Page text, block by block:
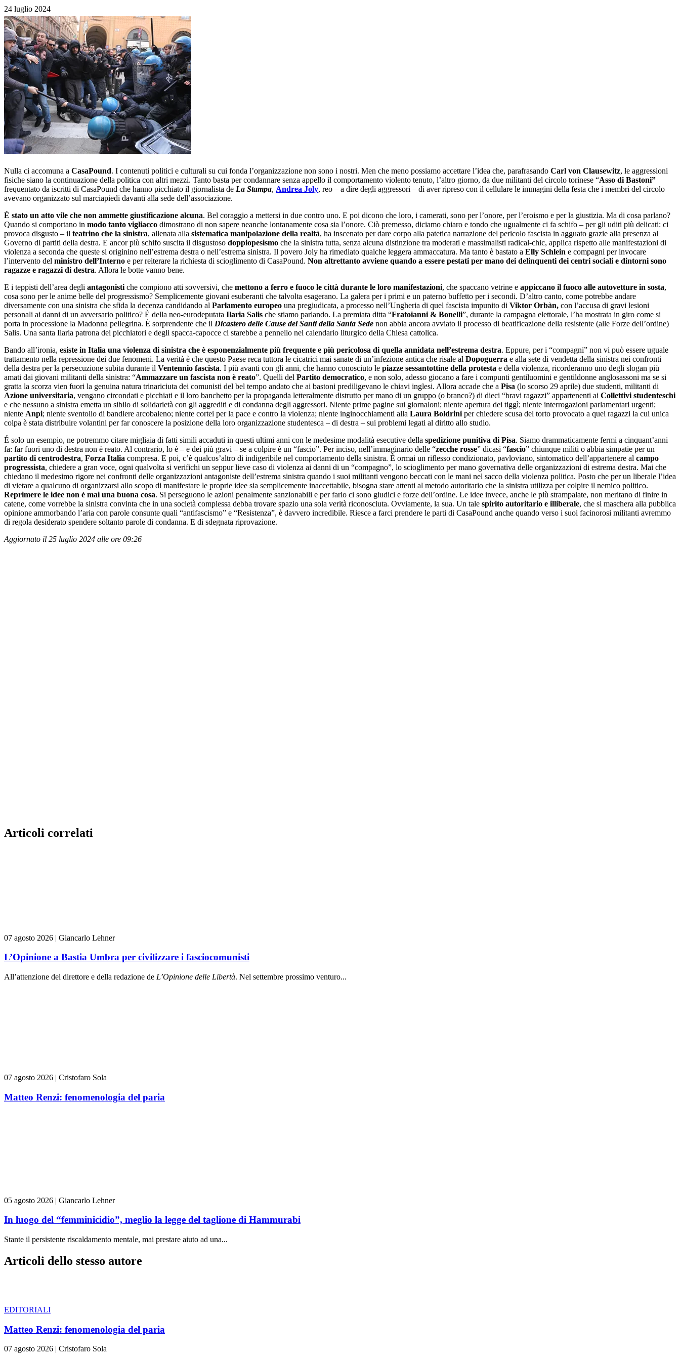
24 luglio 2024
Nulla ci accomuna a CasaPound. I contenuti politici e culturali su cui fonda l’organizzazione non sono i nostri. Men che meno possiamo accettare l’idea che, parafrasando Carl von Clausewitz, le aggressioni
fisiche siano la continuazione della politica con altri mezzi. Tanto basta per condannare senza appello il comportamento violento tenuto, l’altro giorno, da due militanti del circolo torinese “Asso di Bastoni”
frequentato da iscritti di CasaPound che hanno picchiato il giornalista de La Stampa, Andrea Joly, reo – a dire degli aggressori – di aver ripreso con il cellulare le immagini della festa che i membri del circolo
avevano organizzato sul marciapiedi davanti alla sede dell’associazione.
È stato un atto vile che non ammette giustificazione alcuna. Bel coraggio a mettersi in due contro uno. E poi dicono che loro, i camerati, sono per l’onore, per l’eroismo e per la giustizia. Ma di cosa parlano?
Quando si comportano in modo tanto vigliacco dimostrano di non sapere neanche lontanamente cosa sia l’onore. Ciò premesso, diciamo chiaro e tondo che ugualmente ci fa schifo – per gli uditi più delicati: ci
provoca disgusto – il teatrino che la sinistra, allenata alla sistematica manipolazione della realtà, ha inscenato per dare corpo alla patetica narrazione del pericolo fascista in agguato grazie alla presenza al
Governo di partiti della destra. E ancor più schifo suscita il disgustoso doppiopesismo che la sinistra tutta, senza alcuna distinzione tra moderati e massimalisti radical-chic, applica rispetto alle manifestazioni di
violenza a seconda che queste si originino nell’estrema destra o nell’estrema sinistra. Il povero Joly ha rimediato qualche leggera ammaccatura. Ma tanto è bastato a Elly Schlein e compagni per invocare
l’intervento del ministro dell’Interno e per reiterare la richiesta di scioglimento di CasaPound. Non altrettanto avviene quando a essere pestati per mano dei delinquenti dei centri sociali e dintorni sono
ragazze e ragazzi di destra. Allora le botte vanno bene.
E i teppisti dell’area degli antagonisti che compiono atti sovversivi, che mettono a ferro e fuoco le città durante le loro manifestazioni, che spaccano vetrine e appiccano il fuoco alle autovetture in sosta,
cosa sono per le anime belle del progressismo? Semplicemente giovani esuberanti che talvolta esagerano. La galera per i primi e un paterno buffetto per i secondi. D’altro canto, come potrebbe andare
diversamente con una sinistra che sfida la decenza candidando al Parlamento europeo una pregiudicata, a processo nell’Ungheria di quel fascista impunito di Viktor Orbàn, con l’accusa di gravi lesioni
personali ai danni di un avversario politico? È della neo-eurodeputata Ilaria Salis che stiamo parlando. La premiata ditta “Fratoianni & Bonelli”, durante la campagna elettorale, l’ha mostrata in giro come si
porta in processione la Madonna pellegrina. È sorprendente che il Dicastero delle Cause dei Santi della Santa Sede non abbia ancora avviato il processo di beatificazione della resistente (alle Forze dell’ordine)
Salis. Una santa Ilaria patrona dei picchiatori e degli spacca-capocce ci starebbe a pennello nel calendario liturgico della Chiesa cattolica.
Bando all’ironia, esiste in Italia una violenza di sinistra che è esponenzialmente più frequente e più pericolosa di quella annidata nell’estrema destra. Eppure, per i “compagni” non vi può essere uguale
trattamento nella repressione dei due fenomeni. La verità è che questo Paese reca tuttora le cicatrici mai sanate di un’infezione antica che risale al Dopoguerra e alla sete di vendetta della sinistra nei confronti
della destra per la persecuzione subita durante il Ventennio fascista. I più avanti con gli anni, che hanno conosciuto le piazze sessantottine della protesta e della violenza, ricorderanno uno degli slogan più
amati dai giovani militanti della sinistra: “Ammazzare un fascista non è reato”. Quelli del Partito democratico, e non solo, adesso giocano a fare i compunti gentiluomini e gentildonne anglosassoni ma se si
gratta la scorza vien fuori la genuina natura trinariciuta dei comunisti del bel tempo andato che ai bastoni prediligevano le chiavi inglesi. Allora accade che a Pisa (lo scorso 29 aprile) due studenti, militanti di
Azione universitaria, vengano circondati e picchiati e il loro banchetto per la propaganda letteralmente distrutto per mano di un gruppo (o branco?) di dieci “bravi ragazzi” appartenenti ai Collettivi studenteschi
e che nessuno a sinistra emetta un sibilo di solidarietà con gli aggrediti e di condanna degli aggressori. Niente prime pagine sui giornaloni; niente apertura dei tiggì; niente interrogazioni parlamentari urgenti;
niente Anpi; niente sventolio di bandiere arcobaleno; niente cortei per la pace e contro la violenza; niente inginocchiamenti alla Laura Boldrini per chiedere scusa del torto provocato a quei ragazzi la cui unica
colpa è stata distribuire volantini per far conoscere la posizione della loro organizzazione studentesca – di destra – sui problemi legati al diritto allo studio.
É solo un esempio, ne potremmo citare migliaia di fatti simili accaduti in questi ultimi anni con le medesime modalità esecutive della spedizione punitiva di Pisa. Siamo drammaticamente fermi a cinquant’anni
fa: far fuori uno di destra non è reato. Al contrario, lo è – e dei più gravi – se a colpire è un “fascio”. Per inciso, nell’immaginario delle “zecche rosse” dicasi “fascio” chiunque militi o abbia simpatie per un
partito di centrodestra, Forza Italia compresa. E poi, c’è qualcos’altro di indigeribile nel comportamento della sinistra. È ormai un riflesso condizionato, pavloviano, sintomatico dell’appartenere al campo
progressista, chiedere a gran voce, ogni qualvolta si verifichi un seppur lieve caso di violenza ai danni di un “compagno”, lo scioglimento per mano governativa delle organizzazioni di estrema destra. Mai che
chiedano il medesimo rigore nei confronti delle organizzazioni antagoniste dell’estrema sinistra quando i suoi militanti vengono beccati con le mani nel sacco della violenza politica. Posto che per un liberale l’idea
di vietare a qualcuno di organizzarsi allo scopo di manifestare le proprie idee sia semplicemente inaccettabile, bisogna stare attenti al metodo autoritario che la sinistra utilizza per colpire il nemico politico.
Reprimere le idee non è mai una buona cosa. Si perseguono le azioni penalmente sanzionabili e per farlo ci sono giudici e forze dell’ordine. Le idee invece, anche le più strampalate, non meritano di finire in
catene, come vorrebbe la sinistra convinta che in una società complessa debba trovare spazio una sola verità riconosciuta. Ovviamente, la sua. Un tale spirito autoritario e illiberale, che si maschera alla pubblica
opinione ammorbando l’aria con parole consunte quali “antifascismo” e “Resistenza”, è davvero incredibile. Riesce a farci prendere le parti di CasaPound anche quando verso i suoi facinorosi militanti avremmo
di regola desiderato spendere soltanto parole di condanna. E di sdegnata riprovazione.
Aggiornato il 25 luglio 2024 alle ore 09:26
Articoli correlati
07 agosto 2026 | Giancarlo Lehner
L’Opinione a Bastia Umbra per civilizzare i fasciocomunisti
All’attenzione del direttore e della redazione de L’Opinione delle Libertà. Nel settembre prossimo venturo...
07 agosto 2026 | Cristofaro Sola
Matteo Renzi: fenomenologia del paria
05 agosto 2026 | Giancarlo Lehner
In luogo del “femminicidio”, meglio la legge del taglione di Hammurabi
Stante il persistente riscaldamento mentale, mai prestare aiuto ad una...
Articoli dello stesso autore
EDITORIALI
Matteo Renzi: fenomenologia del paria
07 agosto 2026 | Cristofaro Sola